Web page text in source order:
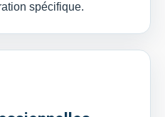
spécifique.